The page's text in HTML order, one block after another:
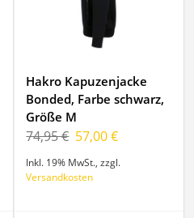
Hakro Kapuzenjacke
Bonded, Farbe schwarz,
Größe M
74,95 € 57,00 €
Inkl. 19% MwSt. ,zzgl.
Versandkosten